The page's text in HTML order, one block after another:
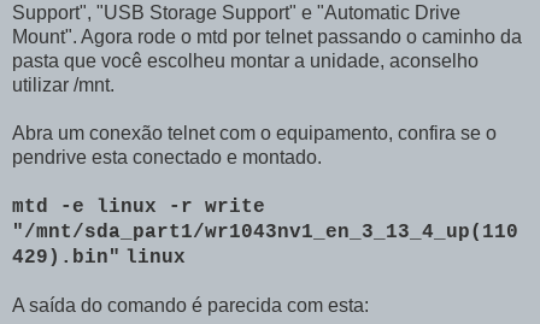
Support", "USB Storage Support" e "Automatic Drive
Mount". Agora rode o mtd por telnet passando o caminho da
pasta que você escolheu montar a unidade, aconselho
utilizar /mnt.
Abra um conexão telnet com o equipamento, confira se o
pendrive esta conectado e montado.
mtd -e linux -r write
"/mnt/sda_part1/wr1043nv1_en_3_13_4_up(110
429).bin" linux
A saída do comando é parecida com esta: